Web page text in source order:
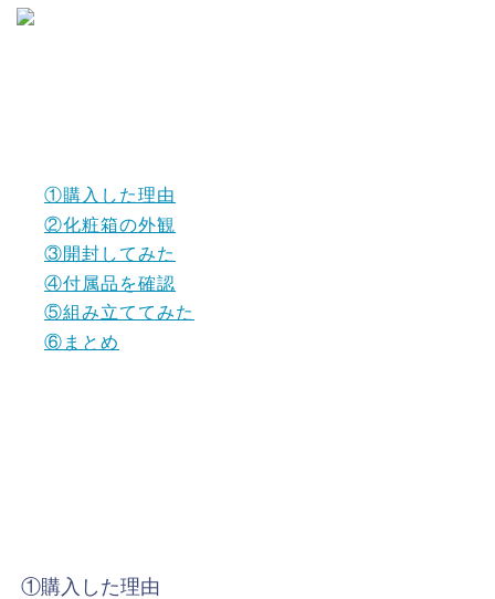
①購入した理由
②化粧箱の外観
③開封してみた
④付属品を確認
⑤組み立ててみた
⑥まとめ
①購入した理由